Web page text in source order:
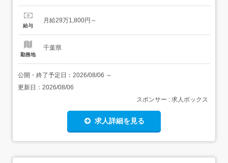
成・ファイリング 申請書の作成 スケジュールの管理 スタ
ち合わせなど幅広い業務に携わることができます。デスク
給与
月給29万1,800円～
勤務地
千葉県
公開・終了予定日： 2026/08/06 ～
更新日： 2026/08/06
スポンサー : 求人ボックス
求人詳細を見る